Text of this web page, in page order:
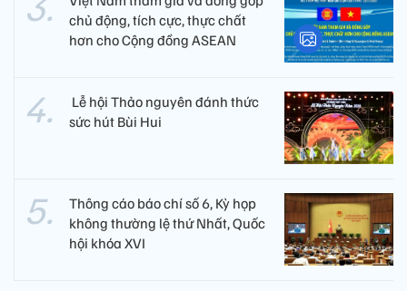
chủ động, tích cực, thực chất
hơn cho Cộng đồng ASEAN
​ Lễ hội Thảo nguyên đánh thức
sức hút Bùi Hui
Thông cáo báo chí số 6, Kỳ họp
không thường lệ thứ Nhất, Quốc
hội khóa XVI